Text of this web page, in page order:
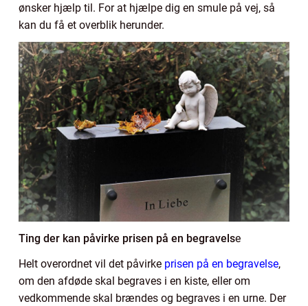
ønsker hjælp til. For at hjælpe dig en smule på vej, så
kan du få et overblik herunder.
Ting der kan påvirke prisen på en begravelse
Helt overordnet vil det påvirke prisen på en begravelse,
om den afdøde skal begraves i en kiste, eller om
vedkommende skal brændes og begraves i en urne. Der